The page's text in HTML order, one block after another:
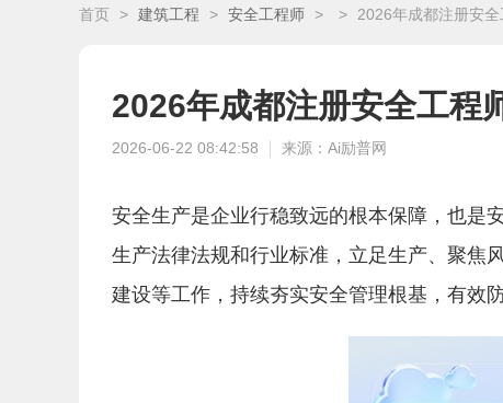
首页 > 建筑工程 > 安全工程师 > > 2026年成都注册安
2026年成都注册安全工程
2026-06-22 08:42:58 来源：Ai励普网
安全生产是企业行稳致远的根本保障，也是
生产法律法规和行业标准，立足生产、聚焦
建设等工作，持续夯实安全管理根基，有效